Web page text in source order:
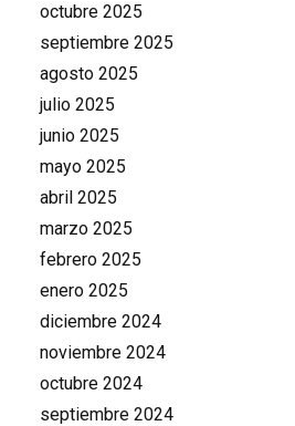
octubre 2025
septiembre 2025
agosto 2025
julio 2025
junio 2025
mayo 2025
abril 2025
marzo 2025
febrero 2025
enero 2025
diciembre 2024
noviembre 2024
octubre 2024
septiembre 2024